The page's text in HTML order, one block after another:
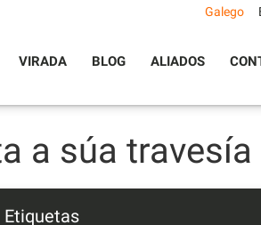
VIRADA BLOG ALIADOS
Galego
a súa travesía
Etiquetas